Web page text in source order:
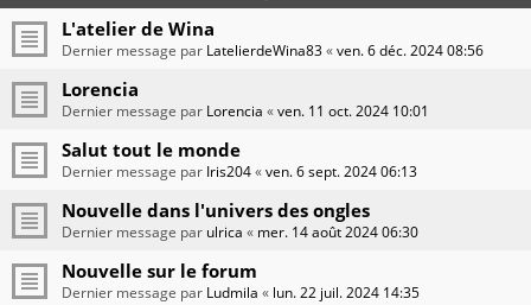
L'atelier de Wina
Dernier message par LatelierdeWina83«ven. 6 déc. 2024 08:56
Lorencia
Dernier message par Lorencia «ven. 11 oct. 2024 10:01
Salut tout le monde
Dernier message par Iris204«ven. 6 sept. 2024 06:13
Nouvelle dans l'univers des ongles
Dernier message par ulrica « mer. 14 août 2024 06:30
Nouvelle sur le forum
Dernier message par Ludmila « lun. 22 juil. 2024 14:35